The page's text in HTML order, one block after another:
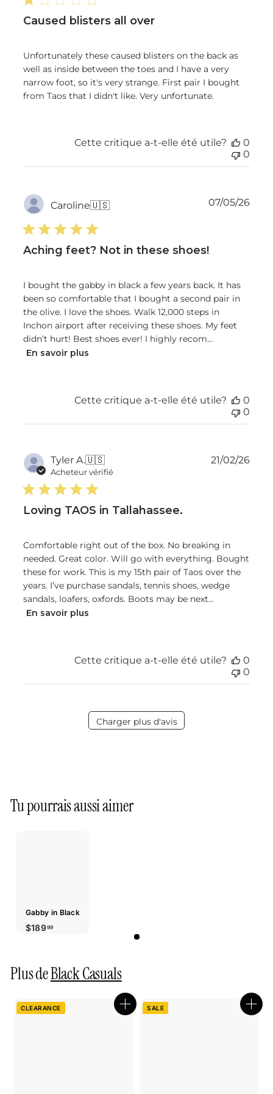
Caused blisters all over
Unfortunately these caused blisters on the back as
well as inside between the toes and I have a very
narrow foot, so it's very strange. First pair I bought
from Taos that I didn't like. Very unfortunate.
Cette critique a-t-elle été utile?
0
0
Caroline🇺🇸
Aching feet? Not in these shoes!
I bought the gabby in black a few years back. It has
been so comfortable that I bought a second pair in
the olive. I love the shoes. Walk 12,000 steps in
Inchon airport after receiving these shoes. My feet
didn’t hurt! Best shoes ever! I highly recom...
En savoir plus
Date
07/05/26
Cette critique a-t-elle été utile?
0
0
Tyler A.🇺🇸
Acheteur vérifié
Loving TAOS in Tallahassee.
Comfortable right out of the box. No breaking in
needed. Great color. Will go with everything. Bought
these for work. This is my 15th pair of Taos over the
years. I’ve purchase sandals, tennis shoes, wedge
sandals, loafers, oxfords. Boots may be next...
En savoir plus
Date
21/02/26
Cette critique a-t-elle été utile?
0
0
Charger plus d'avis
Tu pourrais aussi aimer
Gabby in Black
$18999$189.99
Plus deBlack Casuals
Boutique
CLEARANCE SALE